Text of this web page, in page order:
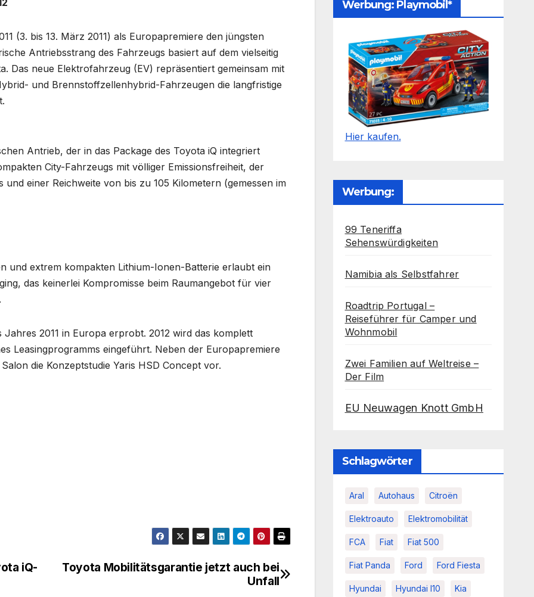
(3. bis 13. März 2011) als Europapremiere den jüngsten
Antriebsstrang des Fahrzeugs basiert auf dem vielseitig
Das neue Elektrofahrzeug (EV) repräsentiert gemeinsam mit
und Brennstoffzellenhybrid-Fahrzeugen die langfristige
Antrieb, der in das Package des Toyota iQ integriert
City-Fahrzeugs mit völliger Emissionsfreiheit, der
einer Reichweite von bis zu 105 Kilometern (gemessen im
und extrem kompakten Lithium-Ionen-Batterie erlaubt ein
das keinerlei Kompromisse beim Raumangebot für vier
2011 in Europa erprobt. 2012 wird das komplett
Leasingprogramms eingeführt. Neben der Europapremiere
die Konzeptstudie Yaris HSD Concept vor.
Toyota Mobilitätsgarantie jetzt auch bei
Unfall
iQ-
Werbung: Playmobil*
Hier kaufen.
Werbung:
99 Teneriffa
Sehenswürdigkeiten
Namibia als Selbstfahrer
Roadtrip Portugal –
Reiseführer für Camper und
Wohnmobil
Zwei Familien auf Weltreise –
Der Film
EU Neuwagen Knott GmbH
Schlagwörter
Aral Autohaus Citroën
Elektroauto Elektromobilität
FCA Fiat Fiat 500
Fiat Panda Ford Ford Fiesta
Hyundai Hyundai I10 Kia